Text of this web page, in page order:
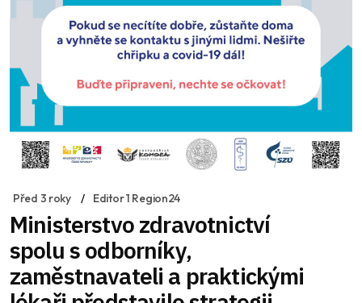
Před 3 roky Editor 1 Region24
Ministerstvo zdravotnictví
spolu s odborníky,
zaměstnavateli a praktickými